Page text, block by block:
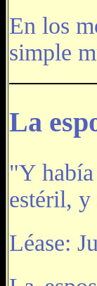
En los
simple
La
"Y
estéril, y
Léase: